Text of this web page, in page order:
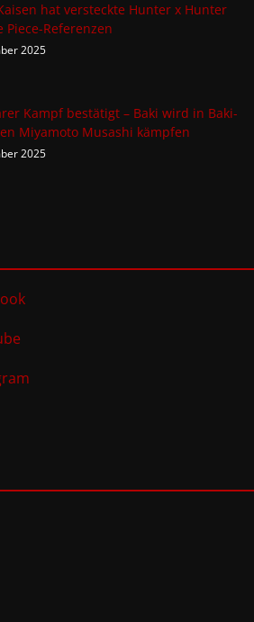
hat versteckte Hunter x Hunter
Piece-Referenzen
2025
Kampf bestätigt – Baki wird in Baki-
Miyamoto Musashi kämpfen
2025